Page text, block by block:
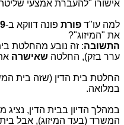
אישורו "להעברת אמצעי
למה עו"ד פורת פונה דווקא ב-
את "המיזוג"?
התשובה: זה נובע מהחלטת
ערר בזק), החלטה שאישרה
החלטת בית הדין (שזה בית
במלואה.
במהלך הדיון בבית הדין,
המשרד (בעד המיזוג), אבל